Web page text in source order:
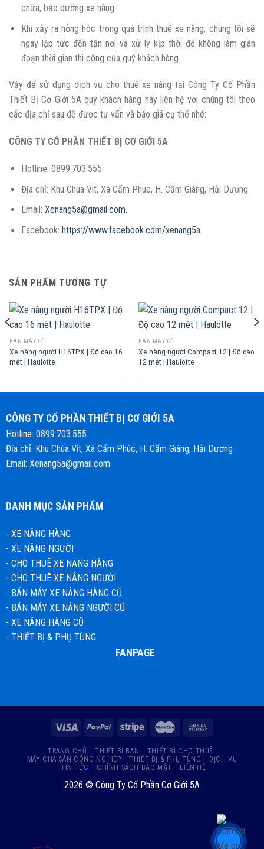
chữa, bảo dưỡng xe nâng.
Khi xảy ra hỏng hóc trong quá trình thuê xe nâng, chúng tôi sẽ
ngay lập tức đến tận nơi và xử lý kịp thời để không làm gián
đoạn thời gian thi công của quý khách hàng.
Vậy để sử dụng dịch vụ cho thuê xe nâng tại Công Ty Cổ Phần
Thiết Bị Cơ Giới 5A quý khách hàng hãy liên hệ với chúng tôi theo
các địa chỉ sau để được tư vấn và báo giá cụ thể nhé:
CÔNG TY CỔ PHẦN THIẾT BỊ CƠ GIỚI 5A
Hotline: 0899.703.555.
Địa chỉ: Khu Chùa Vít, Xã Cẩm Phúc, H. Cẩm Giàng, Hải Dương
Email: Xenang5a@gmail.com.
Facebook: https://www.facebook.com/xenang5a
SẢN PHẨM TƯƠNG TỰ
BÁN MÁY CŨ
Xe nâng người H16TPX | Độ cao 16
mét | Haulotte
BÁN MÁY CŨ
Xe nâng người Compact 12 | Độ cao
12 mét | Haulotte
CÔNG TY CỔ PHẦN THIẾT BỊ CƠ GIỚI 5A
Hotline: 0899.703.555
Địa chỉ: Khu Chùa Vít, Xã Cẩm Phúc, H. Cẩm Giàng, Hải Dương
Email: Xenang5a@gmail.com
DANH MỤC SẢN PHẨM
- XE NÂNG HÀNG
- XE NÂNG NGƯỜI
- CHO THUÊ XE NÂNG HÀNG
- CHO THUÊ XE NÂNG NGƯỜI
- BÁN MÁY XE NÂNG HÀNG CŨ
- BÁN MÁY XE NÂNG NGƯỜI CŨ
- XE NÂNG HÀNG CŨ
- THIẾT BỊ & PHỤ TÙNG
FANPAGE
TRANG CHỦ THIẾT BỊ BÁN
THIẾT BỊ CHO THUÊ
MÁY CHÀ SÀN CÔNG NGHIỆP
THIẾT BỊ & PHỤ TÙNG
DỊCH VỤ
TIN TỨC
CHÍNH SÁCH BẢO MẬT LIÊN HỆ
2026 © Công Ty Cổ Phần Cơ Giới 5A